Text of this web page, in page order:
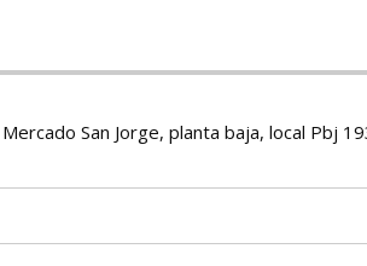
San Jorge, planta baja, local Pbj